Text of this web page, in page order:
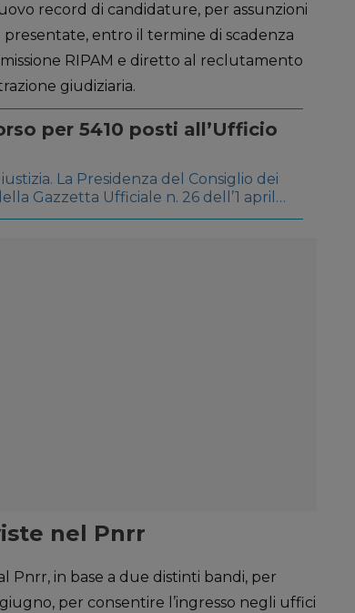
record di candidature, per assunzioni
presentate, entro il termine di scadenza
RIPAM e diretto al reclutamento
giudiziaria.
per 5410 posti all’Ufficio
La Presidenza del Consiglio dei
Gazzetta Ufficiale n. 26 dell’1 aprile
per il reclutamento di 5410 unità di
nel Pnrr
Pnrr, in base a due distinti bandi, per
per consentire l’ingresso negli uffici